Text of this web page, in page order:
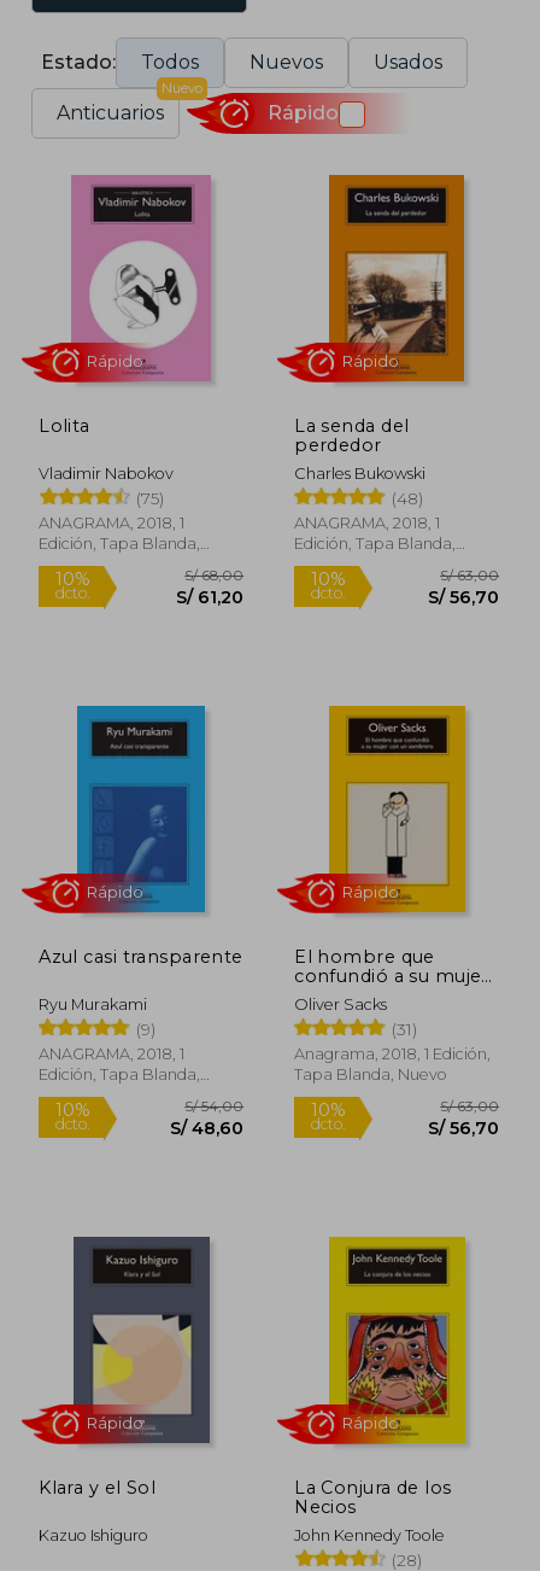
Estado: Todos Nuevos Usados
Anticuarios
Nuevo
Rápido
Lolita
Vladimir Nabokov
(75)
ANAGRAMA, 2018, 1
Edición, Tapa Blanda,
Nuevo
10%
Rápido
La senda del
perdedor
Charles Bukowski
(48)
ANAGRAMA, 2018, 1
Edición, Tapa Blanda,
Nuevo
10%
dcto.
Rápido
Azul casi transparente
Ryu Murakami
(9)
ANAGRAMA, 2018, 1
Edición, Tapa Blanda,
Nuevo
10%
dcto. S/ 48,60
Rápido
El hombre que
confundió a su mujer
con un sombrero
Oliver Sacks
(31)
Anagrama, 2018, 1 Edición,
Tapa Blanda, Nuevo
10%
dcto.
Rápido
Klara y el Sol
Kazuo Ishiguro
La Conjura de los
Necios
John Kennedy Toole
(28)